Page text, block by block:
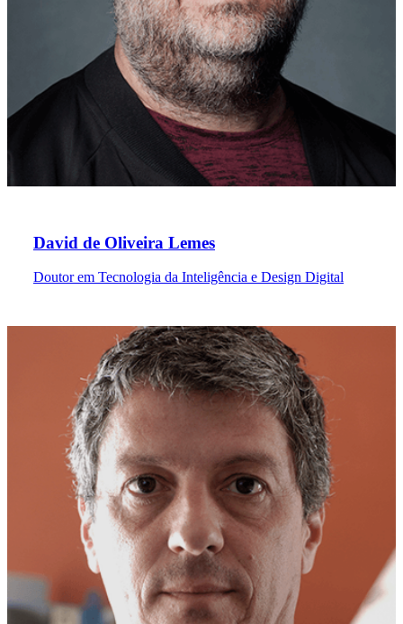
David de Oliveira Lemes
Doutor em Tecnologia da Inteligência e Design Digital